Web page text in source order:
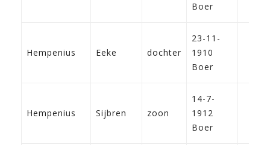
Boer
Hempenius Eeke dochter
23-11-
1910
Boer
Hempenius Sijbren zoon
14-7-
1912
Boer